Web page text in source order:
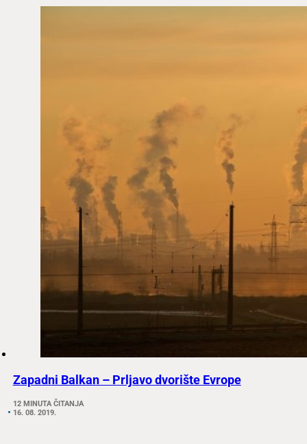
Zapadni Balkan – Prljavo dvorište Evrope
12 MINUTA ČITANJA
16. 08. 2019.